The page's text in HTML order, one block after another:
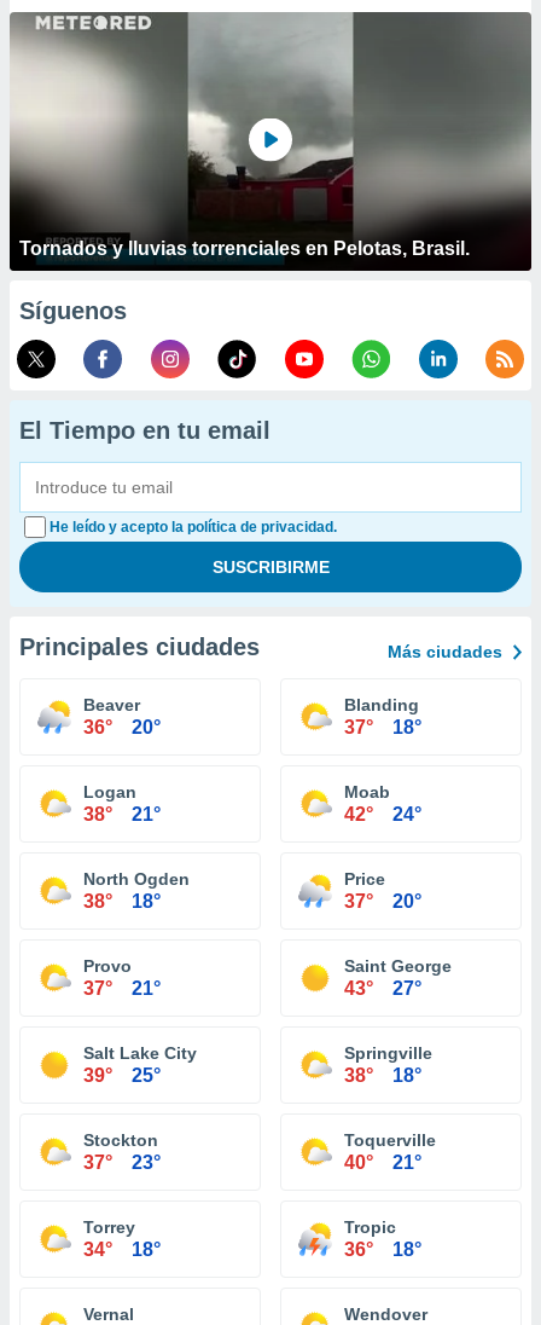
Tornados y lluvias torrenciales en Pelotas, Brasil.
Síguenos
El Tiempo en tu email
He leído y acepto la política de privacidad.
Principales ciudades Más ciudades
Beaver
36° 20°
Blanding
37° 18°
Logan
38° 21°
Moab
42° 24°
North Ogden
38° 18°
Price
37° 20°
Provo
37° 21°
Saint George
43° 27°
Salt Lake City
39° 25°
Springville
38° 18°
Stockton
37° 23°
Toquerville
40° 21°
Torrey
34° 18°
Tropic
36° 18°
Vernal Wendover